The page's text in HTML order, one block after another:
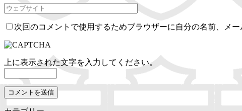
次回のコメントで使用するためブラウザーに自分の名前、メー
上に表示された文字を入力してください。